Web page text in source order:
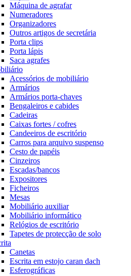
Máquina de agrafar
Numeradores
Organizadores
Outros artigos de secretária
Porta clips
Porta lápis
Saca agrafes
Acessórios de mobiliário
Armários
Armários porta-chaves
Bengaleiros e cabides
Cadeiras
Caixas fortes / cofres
Candeeiros de escritório
Carros para arquivo suspenso
Cesto de papéis
Cinzeiros
Escadas/bancos
Expositores
Ficheiros
Mesas
Mobiliário auxiliar
Mobiliário informático
Relógios de escritório
Tapetes de protecção de solo
Canetas
Escrita em estojo caran dach
Esferográficas